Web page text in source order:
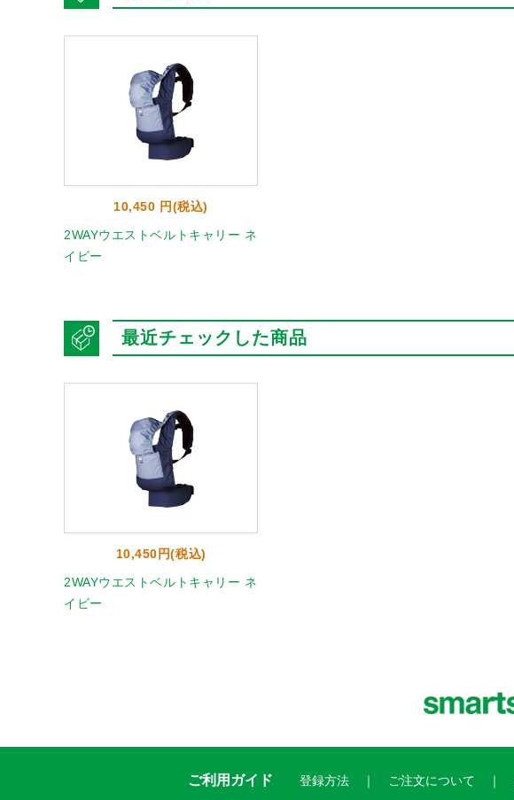
10,450 円(税込)
2WAYウエストベルトキャリー ネ
イビー
最近チェックした商品
10,450円(税込)
2WAYウエストベルトキャリー ネ
イビー
ご利用ガイド 登録方法 ご注文について